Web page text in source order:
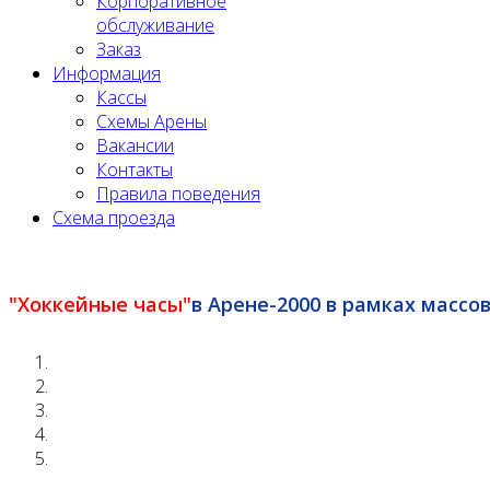
обслуживание
Заказ
Информация
Кассы
Схемы Арены
Вакансии
Контакты
Правила поведения
Схема проезда
"Хоккейные часы"в Арене-2000 в рамках